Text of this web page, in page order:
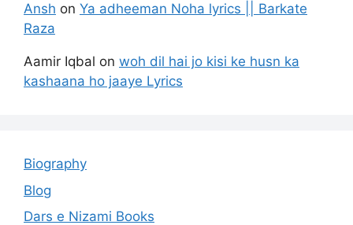
Ansh on Ya adheeman Noha lyrics || Barkate
Raza
Aamir Iqbal on woh dil hai jo kisi ke husn ka
kashaana ho jaaye Lyrics
Biography
Blog
Dars e Nizami Books